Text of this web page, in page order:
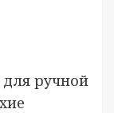
ручной